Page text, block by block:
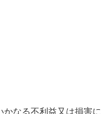
なる不利益又は損害に